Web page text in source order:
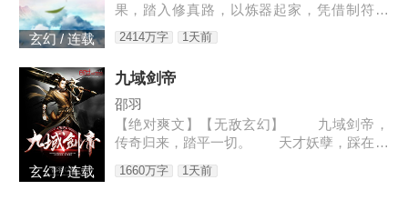
玄幻 / 连载
果，踏入修真路，以炼器起家，凭借制符天
赋，只身闯荡荆棘密布的修仙界，本一切都顺
利非常，但却是有一难料之事发生在了他身
2414万字 1天前
玄幻 / 连载
九域剑帝
邵羽
【绝对爽文】【无敌玄幻】 九域剑帝，
传奇归来，踏平一切。 天才妖孽，踩在脚
不犯人，人若犯我，灭他九族。 3w0-176
1660万字 1天前